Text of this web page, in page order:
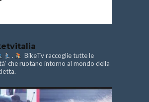
.
BikeTv raccoglie tutte le
che ruotano intorno al mondo della